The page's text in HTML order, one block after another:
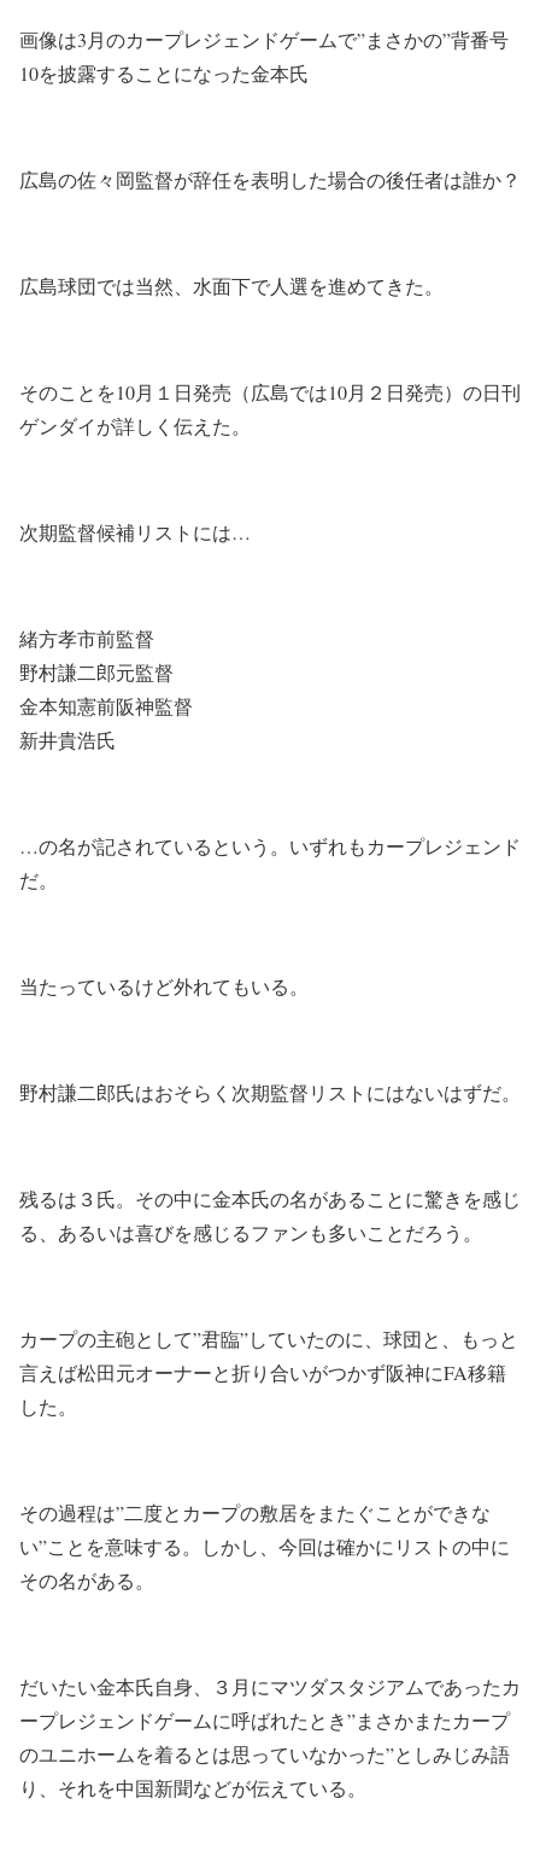
画像は3月のカープレジェンドゲームで”まさかの”背番号
10を披露することになった金本氏
広島の佐々岡監督が辞任を表明した場合の後任者は誰か？
広島球団では当然、水面下で人選を進めてきた。
そのことを10月１日発売（広島では10月２日発売）の日刊
ゲンダイが詳しく伝えた。
次期監督候補リストには…
緒方孝市前監督
野村謙二郎元監督
金本知憲前阪神監督
新井貴浩氏
…の名が記されているという。いずれもカープレジェンド
だ。
当たっているけど外れてもいる。
野村謙二郎氏はおそらく次期監督リストにはないはずだ。
残るは３氏。その中に金本氏の名があることに驚きを感じ
る、あるいは喜びを感じるファンも多いことだろう。
カープの主砲として”君臨”していたのに、球団と、もっと
言えば松田元オーナーと折り合いがつかず阪神にFA移籍
した。
その過程は”二度とカープの敷居をまたぐことができな
い”ことを意味する。しかし、今回は確かにリストの中に
その名がある。
だいたい金本氏自身、３月にマツダスタジアムであったカ
ープレジェンドゲームに呼ばれたとき”まさかまたカープ
のユニホームを着るとは思っていなかった”としみじみ語
り、それを中国新聞などが伝えている。